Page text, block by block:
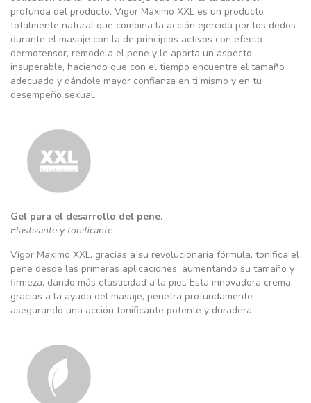
profunda del producto. Vigor Maximo XXL es un producto
totalmente natural que combina la acción ejercida por los dedos
durante el masaje con la de principios activos con efecto
dermotensor, remodela el pene y le aporta un aspecto
insuperable, haciendo que con el tiempo encuentre el tamaño
adecuado y dándole mayor confianza en ti mismo y en tu
desempeño sexual.
Gel para el desarrollo del pene.
Elastizante y tonificante
Vigor Maximo XXL, gracias a su revolucionaria fórmula, tonifica el
pene desde las primeras aplicaciones, aumentando su tamaño y
firmeza, dando más elasticidad a la piel. Esta innovadora crema,
gracias a la ayuda del masaje, penetra profundamente
asegurando una acción tonificante potente y duradera.